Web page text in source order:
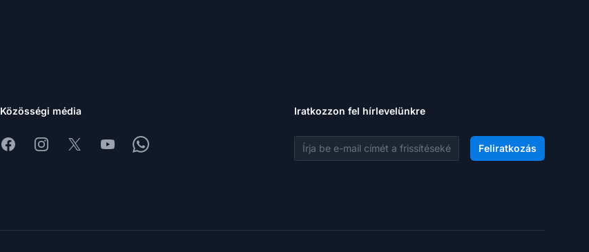
Közösségi média
FacebookInstagram
X YoutubeWhatsapp
Iratkozzon fel hírlevelünkre
E-mail cím Feliratkozás